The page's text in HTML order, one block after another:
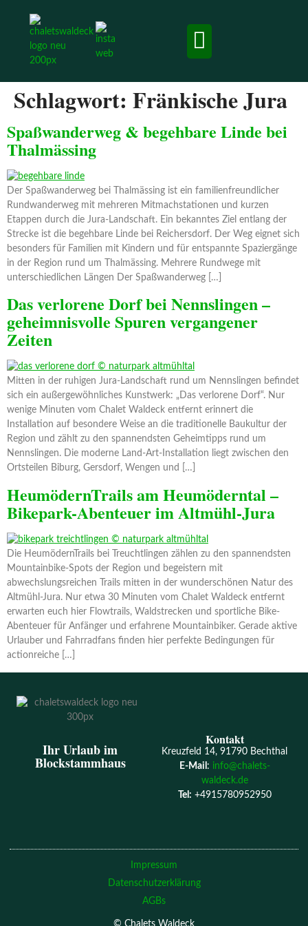
Schlagwort: Fränkische Jura
Spaßwanderweg & begehbare Linde bei
Thalmässing
Der Spaßwanderweg bei Thalmässing ist ein familienfreundlicher
Rundwanderweg mit mehreren Mitmachstationen und kurzen
Etappen durch die Jura-Landschaft. Ein bekanntes Ziel entlang der
Strecke ist die begehbare Linde bei Reichersdorf. Der Weg eignet sich
besonders für Familien mit Kindern und für entspannte Spaziergänge
in der Region rund um Thalmässing. Mehrere Rundwege mit
unterschiedlichen Längen Der Spaßwanderweg […]
Das verlorene Dorf bei Nennslingen –
geheimnisvolle Spuren vergangener
Zeiten
Mitten in der ruhigen Jura-Landschaft rund um Nennslingen befindet
sich ein außergewöhnliches Kunstwerk: „Das verlorene Dorf“. Nur
wenige Minuten vom Chalet Waldeck entfernt erinnert die
Installation auf besondere Weise an die traditionelle Baukultur der
Region und zählt zu den spannendsten Geheimtipps rund um
Nennslingen. Die moderne Land-Art-Installation liegt zwischen den
Ortsteilen Biburg, Gersdorf, Wengen und […]
HeumödernTrails am Heumöderntal –
Bikepark-Abenteuer im Altmühl-Jura
Die HeumödernTrails bei Treuchtlingen zählen zu den spannendsten
Mountainbike-Spots der Region und begeistern mit
abwechslungsreichen Trails mitten in der wunderschönen Natur des
Altmühl-Jura. Nur etwa 30 Minuten vom Chalet Waldeck entfernt
erwarten euch hier Flowtrails, Waldstrecken und sportliche Bike-
Abenteuer für Anfänger und erfahrene Mountainbiker. Gerade aktive
Urlauber und Fahrradfans finden hier perfekte Bedingungen für
actionreiche […]
Ihr Urlaub im
Blockstammhaus
Kontakt
Kreuzfeld 14, 91790 Bechthal
E-Mail : info@chalets-
waldeck.de
Tel: +4915780952950
Impressum
Datenschutzerklärung
AGBs
© Chalets Waldeck